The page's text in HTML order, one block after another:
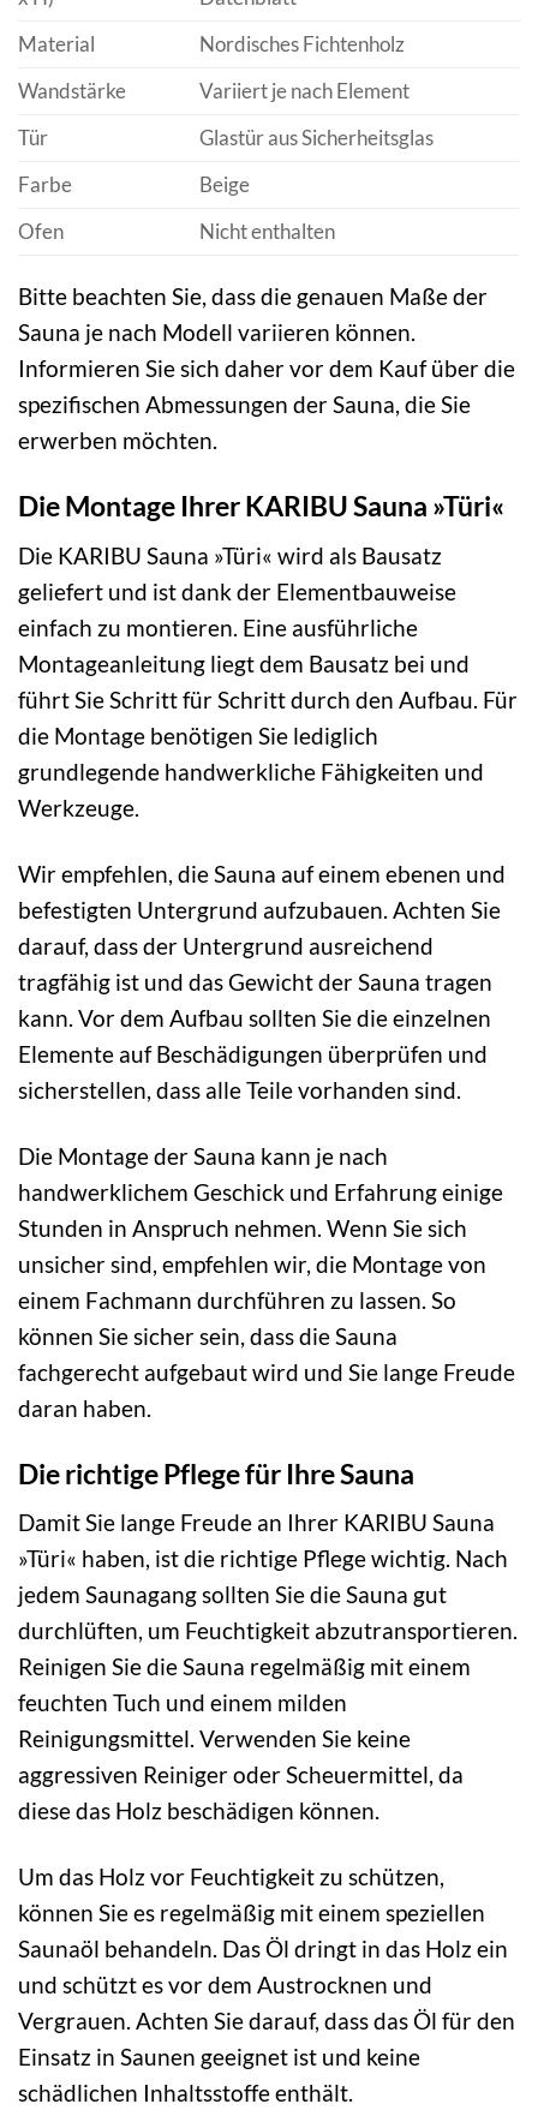
Material
Nordisches Fichtenholz
Wandstärke
Variiert je nach Element
Tür
Glastür aus Sicherheitsglas
Farbe
Beige
Ofen
Nicht enthalten
Bitte beachten Sie, dass die genauen Maße der
Sauna je nach Modell variieren können.
Informieren Sie sich daher vor dem Kauf über die
spezifischen Abmessungen der Sauna, die Sie
erwerben möchten.
Die Montage Ihrer KARIBU Sauna »Türi«
Die KARIBU Sauna »Türi« wird als Bausatz
geliefert und ist dank der Elementbauweise
einfach zu montieren. Eine ausführliche
Montageanleitung liegt dem Bausatz bei und
führt Sie Schritt für Schritt durch den Aufbau. Für
die Montage benötigen Sie lediglich
grundlegende handwerkliche Fähigkeiten und
Werkzeuge.
Wir empfehlen, die Sauna auf einem ebenen und
befestigten Untergrund aufzubauen. Achten Sie
darauf, dass der Untergrund ausreichend
tragfähig ist und das Gewicht der Sauna tragen
kann. Vor dem Aufbau sollten Sie die einzelnen
Elemente auf Beschädigungen überprüfen und
sicherstellen, dass alle Teile vorhanden sind.
Die Montage der Sauna kann je nach
handwerklichem Geschick und Erfahrung einige
Stunden in Anspruch nehmen. Wenn Sie sich
unsicher sind, empfehlen wir, die Montage von
einem Fachmann durchführen zu lassen. So
können Sie sicher sein, dass die Sauna
fachgerecht aufgebaut wird und Sie lange Freude
daran haben.
Die richtige Pflege für Ihre Sauna
Damit Sie lange Freude an Ihrer KARIBU Sauna
»Türi« haben, ist die richtige Pflege wichtig. Nach
jedem Saunagang sollten Sie die Sauna gut
durchlüften, um Feuchtigkeit abzutransportieren.
Reinigen Sie die Sauna regelmäßig mit einem
feuchten Tuch und einem milden
Reinigungsmittel. Verwenden Sie keine
aggressiven Reiniger oder Scheuermittel, da
diese das Holz beschädigen können.
Um das Holz vor Feuchtigkeit zu schützen,
können Sie es regelmäßig mit einem speziellen
Saunaöl behandeln. Das Öl dringt in das Holz ein
und schützt es vor dem Austrocknen und
Vergrauen. Achten Sie darauf, dass das Öl für den
Einsatz in Saunen geeignet ist und keine
schädlichen Inhaltsstoffe enthält.